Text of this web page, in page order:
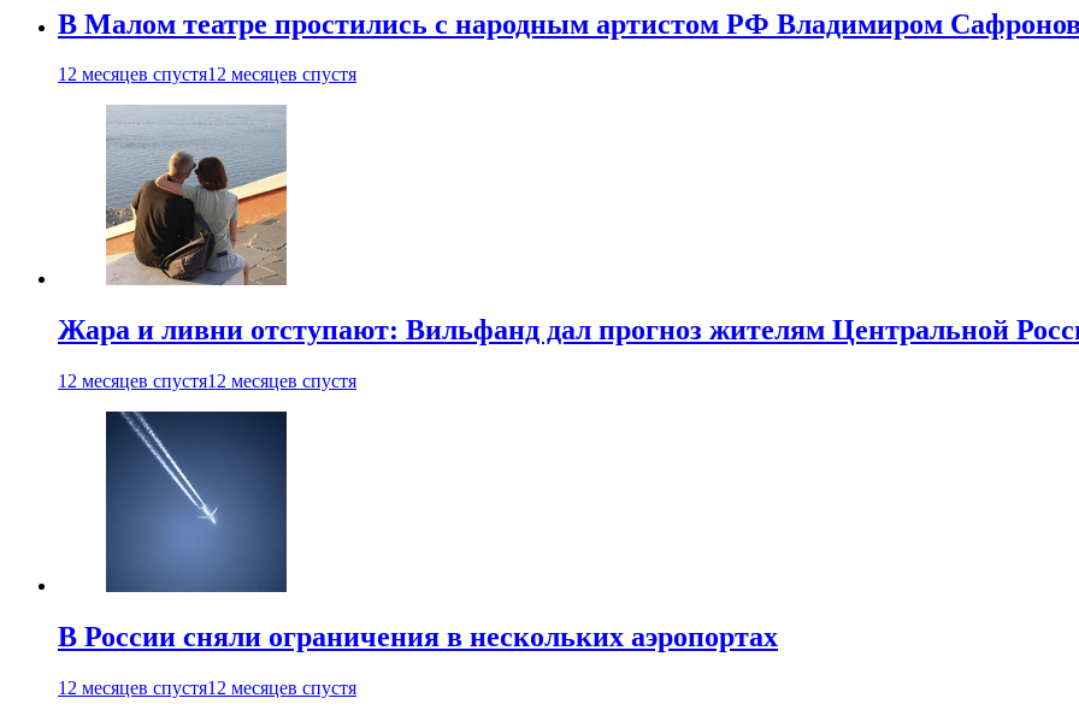
В Малом театре простились с народным артистом РФ Владимиром
12 месяцев спустя12 месяцев спустя
Жара и ливни отступают: Вильфанд дал прогноз жителям Центральной
12 месяцев спустя12 месяцев спустя
В России сняли ограничения в нескольких аэропортах
12 месяцев спустя12 месяцев спустя